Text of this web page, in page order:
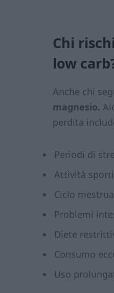
Chi
low
Anche chi
magnesio.
perdita
Periodi di
Attività
Ciclo
Problemi
Diete
Consumo
Uso